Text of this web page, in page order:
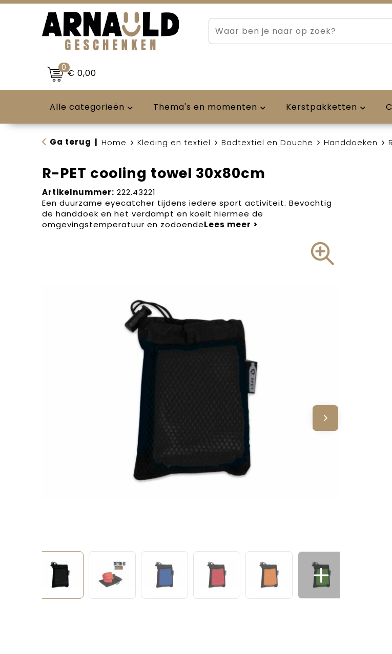
0€ 0,00
Alle categorieën Thema's en momenten Kerstpakketten
Ga terug Home Kleding en textiel Badtextiel en Douche Handdoeken
R-PET cooling towel 30x80cm
Artikelnummer: 222.43221
Een duurzame eyecatcher tijdens iedere sport activiteit. Bevochtig
de handdoek en het verdampt en koelt hiermee de
omgevingstemperatuur en zodoende